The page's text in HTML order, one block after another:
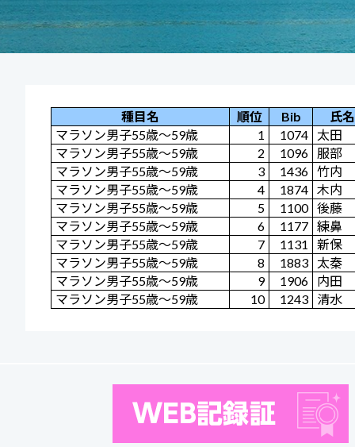
種目名 順位 Bib
氏
マラソン男子55歳～59歳
1 1074
太田
マラソン男子55歳～59歳
2 1096
服部
マラソン男子55歳～59歳
3 1436 竹内
マラソン男子55歳～59歳
4 1874 木内
マラソン男子55歳～59歳
5 1100 後藤
マラソン男子55歳～59歳
6 1177 練鼻
マラソン男子55歳～59歳
7 1131
新保
マラソン男子55歳～59歳
8 1883
太秦
マラソン男子55歳～59歳
9 1906
内田
マラソン男子55歳～59歳
10 1243 清水